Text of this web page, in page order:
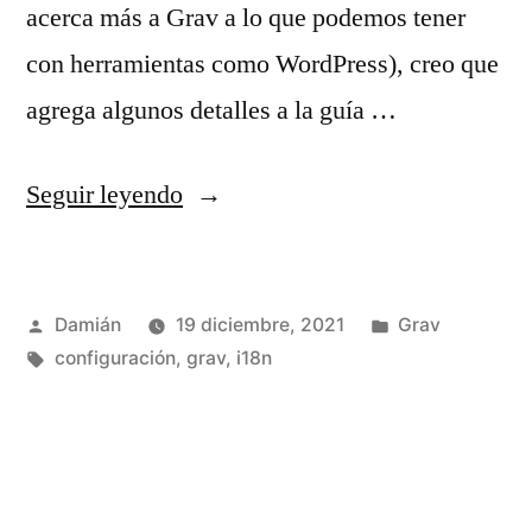
acerca más a Grav a lo que podemos tener
con herramientas como WordPress), creo que
agrega algunos detalles a la guía …
Seguir leyendo«Sitio
Grav»
Publicado
por
Damián 19 diciembre, 2021
Publicado
Grav
Etiquetas:
configuración, grav, i18n